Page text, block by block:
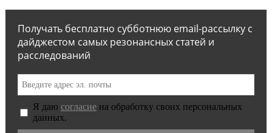
Получать бесплатно субботнюю email-рассылку с
дайджестом самых резонансных статей и
расследований
Я даю согласие на обработку своих персональных
данных.